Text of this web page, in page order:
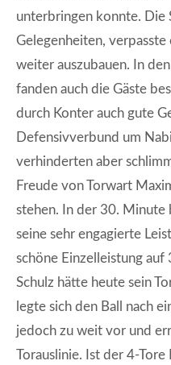
unterbringen konnte. Die
Gelegenheiten,
weiter auszubauen. In
fanden auch die Gäste
durch Konter auch gute
Defensivverbund um
verhinderten aber
Freude von Torwart
stehen. In der 30. Minute
seine sehr engagierte
schöne Einzelleistung auf
Schulz hätte heute sein
legte sich den Ball nach
jedoch zu weit vor und
Torauslinie. Ist der 4-Tore